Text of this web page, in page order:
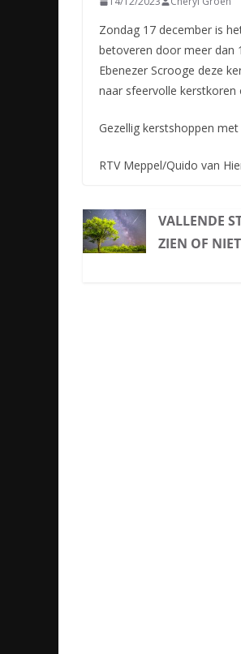
Zondag 17 december is
betoveren door meer dan
Ebenezer Scrooge deze
naar sfeervolle
Gezellig kerstshoppen
RTV Meppel/Quido van
VALLENDE
ZIEN OF NIET